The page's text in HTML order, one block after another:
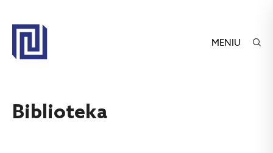
MENIU
Biblioteka